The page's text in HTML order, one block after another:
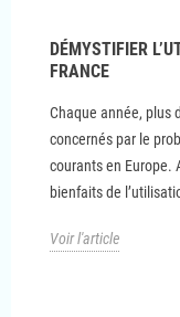
DÉMYSTIFIER
FRANCE
Chaque année, plus
concernés par le
courants en Europe.
bienfaits de
Voir l'article